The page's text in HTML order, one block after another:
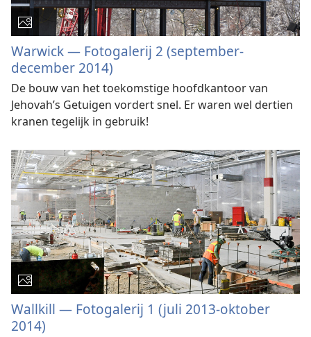
Warwick — Fotogalerij 2 (september-
december 2014)
De bouw van het toekomstige hoofdkantoor van
Jehovah’s Getuigen vordert snel. Er waren wel dertien
kranen tegelijk in gebruik!
Wallkill — Fotogalerij 1 (juli 2013-oktober
2014)